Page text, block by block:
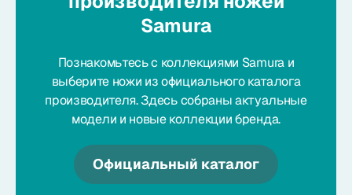
Samura
Познакомьтесь с коллекциями Samura и
выберите ножи из официального каталога
производителя. Здесь собраны актуальные
модели и новые коллекции бренда.
Официальный каталог